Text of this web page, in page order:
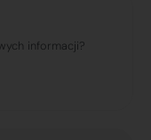
informacji?